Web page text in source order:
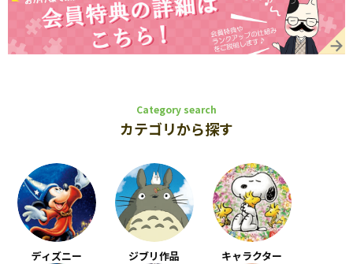
Category search
カテゴリから探す
ディズニー ジブリ作品 キャラクター